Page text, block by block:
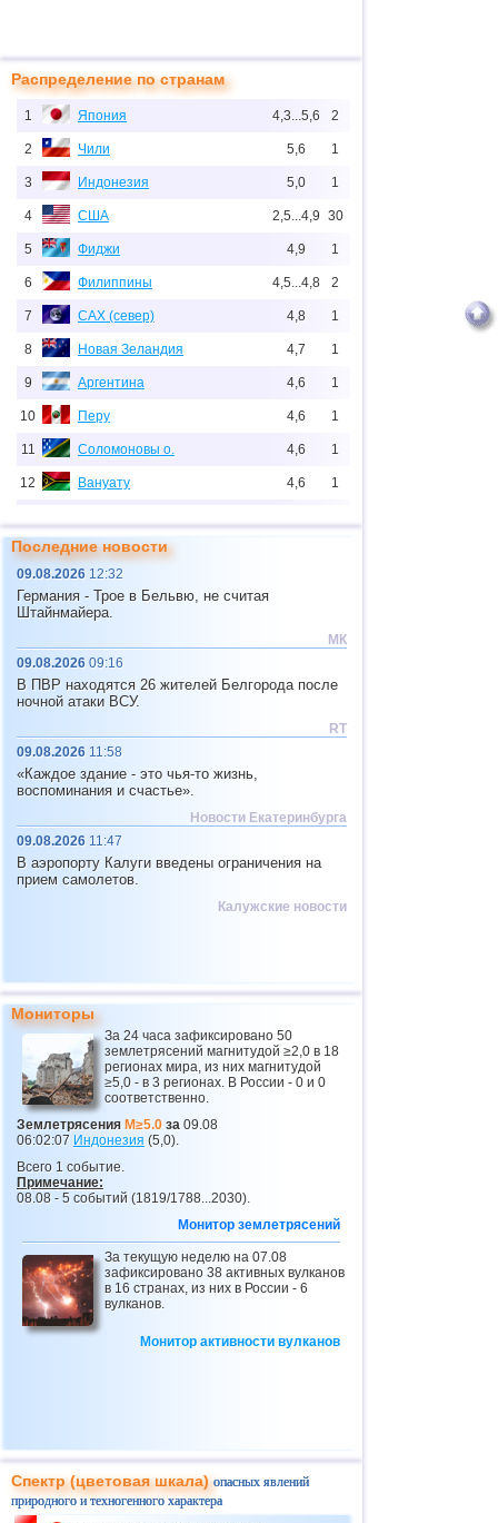
Распределение по странам
1 Япония 4,3...5,6 2
2 Чили 5,6 1
3 Индонезия 5,0 1
4 США 2,5...4,9 30
5 Фиджи 4,9 1
6 Филиппины 4,5...4,8 2
7 САХ (север) 4,8 1
8 Новая Зеландия 4,7 1
9 Аргентина 4,6 1
10 Перу 4,6 1
11 Соломоновы о. 4,6 1
12 Вануату 4,6 1
14 Иран
15 Мексика
16 о.Виргинии (США)
17 Пуэрто-Рико 2,6...3,2 2
18 Исландия 2,6 1
Последние новости
09.08.2026 12:32
Германия - Трое в Бельвю, не считая
Штайнмайера.
МК
09.08.2026 09:16
В ПВР находятся 26 жителей Белгорода после
ночной атаки ВСУ.
RT
09.08.2026 11:58
«Каждое здание - это чья-то жизнь,
воспоминания и счастье».
Новости Екатеринбурга
09.08.2026 11:47
В аэропорту Калуги введены ограничения на
прием самолетов.
Калужские новости
Мониторы
За 24 часа зафиксировано 50
землетрясений магнитудой ≥2,0 в 18
регионах мира, из них магнитудой
≥5,0 - в 3 регионах. В России - 0 и 0
соответственно.
Землетрясения M≥5.0 за 09.08
06:02:07 Индонезия (5,0).
Всего 1 событие.
Примечание:
08.08 - 5 событий (1819/1788...2030).
Монитор землетрясений
За текущую неделю на 07.08
зафиксировано 38 активных вулканов
в 16 странах, из них в России - 6
вулканов.
Монитор активности вулканов
Спектр (цветовая шкала)опасных явлений
природного и техногенного характера